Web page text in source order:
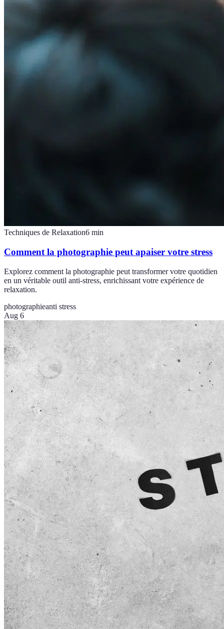
Techniques de Relaxation6 min
Comment la photographie peut apaiser votre stress
Explorez comment la photographie peut transformer votre quotidien
en un véritable outil anti-stress, enrichissant votre expérience de
relaxation.
photographieanti stress
Aug 6